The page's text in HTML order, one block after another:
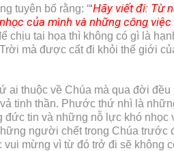
tuyên bố rằng: “‘Hãy viết đi: Từ
của mình và những công
tai họa thì không có gì là
mà được cất đi khỏi thế giới
ai thuộc về Chúa mà qua đời
tinh thần. Phước thứ nhì là
tin và những nỗ lực khó
người chết trong Chúa trước
mừng vì từ đó trở đi sẽ không